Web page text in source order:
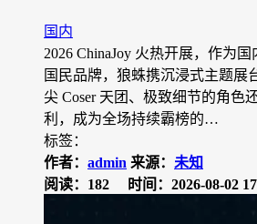
国内
2026 ChinaJoy 火热开展，作为
国民品牌，狼蛛携沉浸式主题展
尖 Coser 天团、极致细节的角色
利，成为全场持续霸榜的…
标签：
作者： admin 来源： 未知
阅读：182
时间：2026-08-02